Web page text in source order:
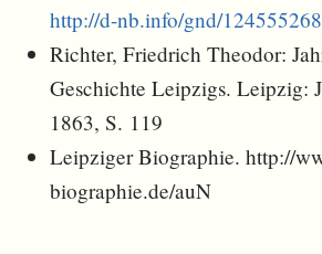
http://d-nb.info/gnd/124555268
Richter, Friedrich Theodor:
Geschichte Leipzigs. Leipzig:
1863, S. 119
Leipziger Biographie. http://
biographie.de/auN